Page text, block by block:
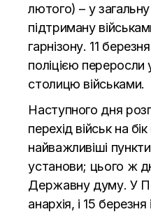
лютого) – у
підтриману
гарнізону. 11
поліцією переросли
столицю військами.
Наступного дня
перехід військ на
найважливіші
установи; цього ж
Державну думу. У
анархія, і 15